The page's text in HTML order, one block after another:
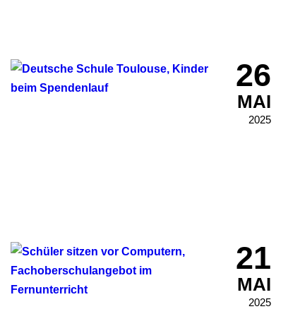
26
MAI
2025
21
MAI
2025